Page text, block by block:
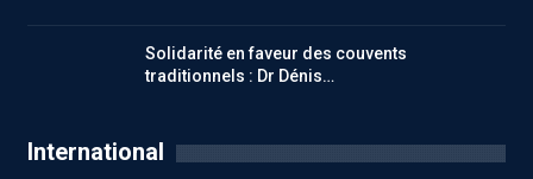
Solidarité en faveur des couvents
traditionnels : Dr Dénis…
International